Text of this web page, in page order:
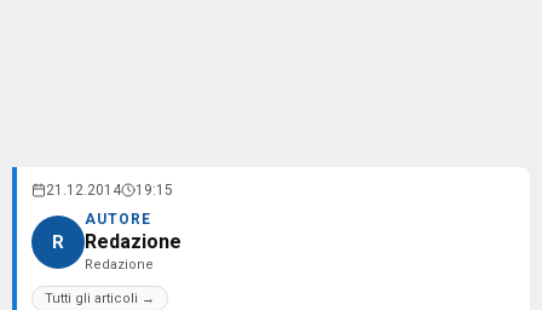
21.12.2014 19:15
R
AUTORE
Redazione
Redazione
Tutti gli articoli →